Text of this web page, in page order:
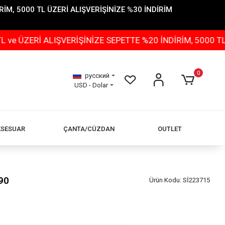
5000 TL ÜZERİ ALIŞVERİŞİNİZE %30 İNDİRİM
ALIŞVERİŞİNİZE SEPETTE %20 İNDİRİM, 5000 TL
русский
USD - Dolar
0
ÇANTA/CÜZDAN OUTLET
Ürün Kodu: Sİ223715